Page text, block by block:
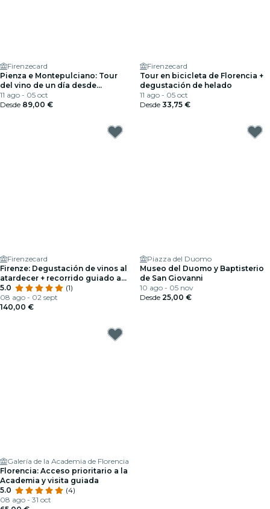
Firenzecard
Pienza e Montepulciano: Tour
del vino de un día desde
Florencia
11 ago - 05 oct
Desde 89,00 €
Firenzecard
Tour en bicicleta de Florencia +
degustación de helado
11 ago - 05 oct
Desde 33,75 €
Firenzecard
Firenze: Degustación de vinos al
atardecer + recorrido guiado a
pie
5.0
(1)
08 ago - 02 sept
140,00 €
Piazza del Duomo
Museo del Duomo y Baptisterio
de San Giovanni
10 ago - 05 nov
Desde 25,00 €
Galería de la Academia de Florencia
Florencia: Acceso prioritario a la
Academia y visita guiada
5.0
(4)
08 ago - 31 oct